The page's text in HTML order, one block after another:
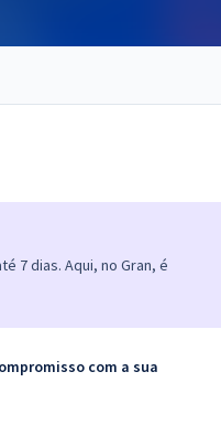
7 dias. Aqui, no Gran, é
com a sua